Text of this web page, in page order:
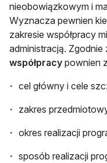
nieobowiązkowym i
Wyznacza pewnien
zakresie współpracy
administracją. Zgodnie
współpracy pownien
cel główny i cele
zakres
okres realizacji
sposób realizacji